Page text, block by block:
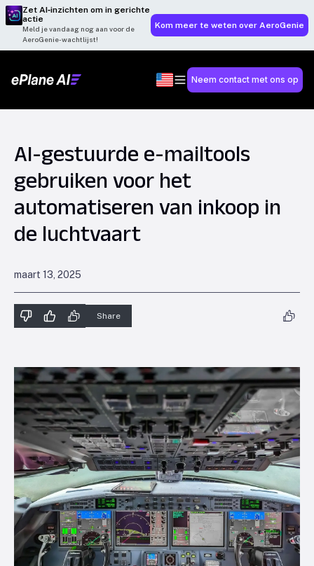
Zet AI‑inzichten om in gerichte
actie
Meld je vandaag nog aan voor de
AeroGenie-wachtlijst!
Kom meer te weten over AeroGenie
Neem contact met ons op
AI-gestuurde e-mailtools
gebruiken voor het
automatiseren van inkoop in
de luchtvaart
maart 13, 2025
Share